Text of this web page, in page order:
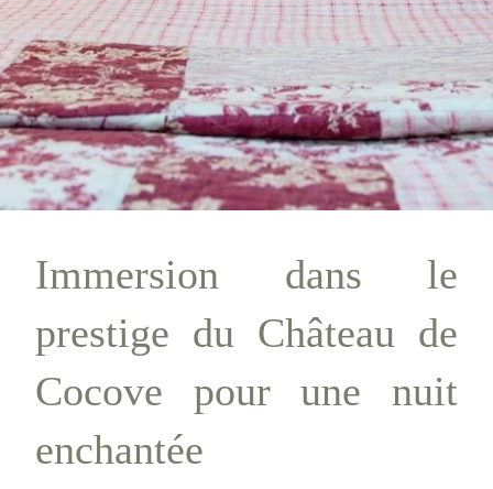
Immersion dans le
prestige du Château de
Cocove pour une nuit
enchantée